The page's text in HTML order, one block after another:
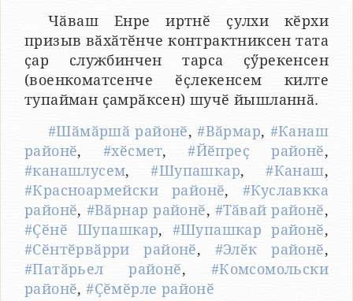
Чӑваш Енре иртнӗ ҫулхи кӗрхи
призыв вӑхӑтӗнче контрактниксен тата
ҫар службинчен тарса ҫӳрекенсен
(военкоматсенче ӗҫлекенсем килте
тупайман ҫамрӑксен) шучӗ йышланнӑ.
#Шӑмӑршӑ районӗ,#Вӑрмар, #Канаш
районӗ, #хӗсмет,#Йӗпреҫ районӗ,
#канашлусем,#Шупашкар,#Канаш,
#Красноармейски районӗ, #Куславкка
районӗ, #Вӑрнар районӗ, #Тӑвай районӗ,
#Ҫӗнӗ Шупашкар, #Шупашкар районӗ,
#Сӗнтӗрвӑрри районӗ, #Элӗк районӗ,
#Патӑрьел районӗ, #Комсомольски
районӗ,#Ҫӗмӗрле районӗ